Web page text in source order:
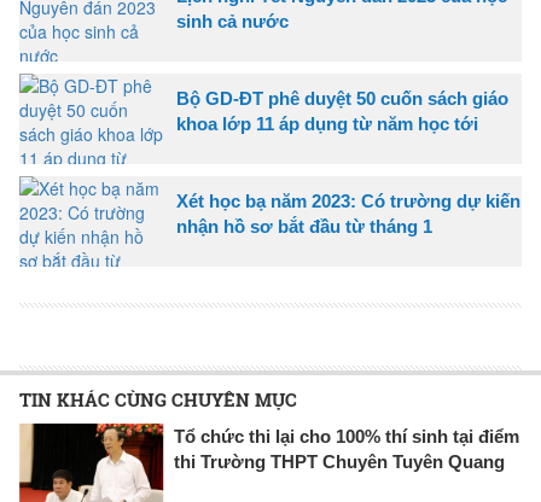
sinh cả nước
Bộ GD-ĐT phê duyệt 50 cuốn sách giáo
khoa lớp 11 áp dụng từ năm học tới
Xét học bạ năm 2023: Có trường dự kiến
nhận hồ sơ bắt đầu từ tháng 1
TIN KHÁC CÙNG CHUYÊN MỤC
Tổ chức thi lại cho 100% thí sinh tại điểm
thi Trường THPT Chuyên Tuyên Quang